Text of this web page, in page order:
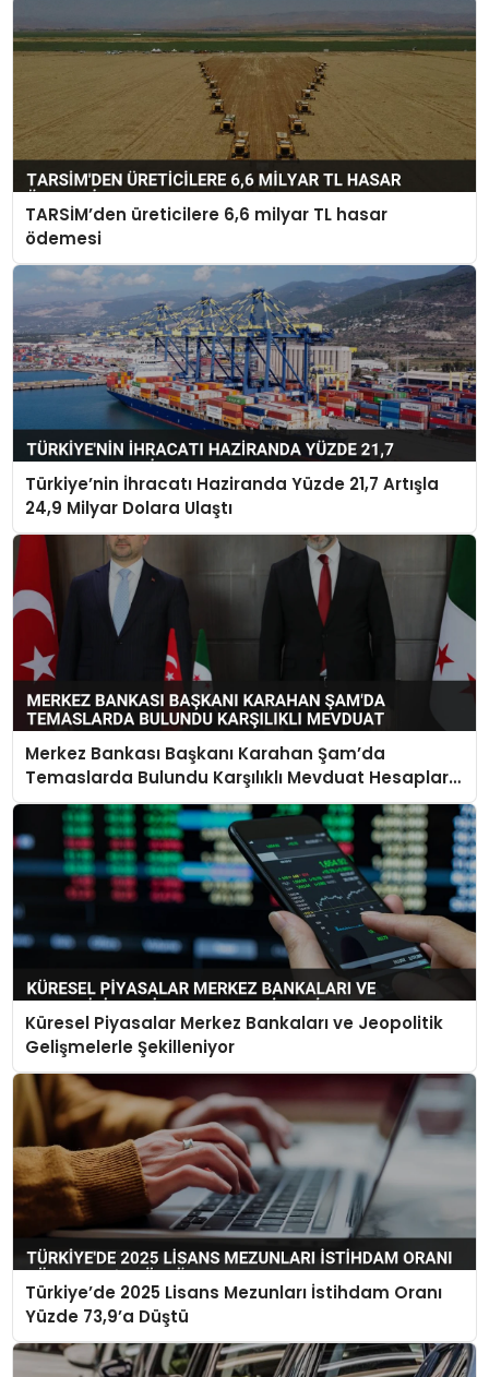
TARSİM’den üreticilere 6,6 milyar TL hasar
ödemesi
Türkiye’nin İhracatı Haziranda Yüzde 21,7 Artışla
24,9 Milyar Dolara Ulaştı
Merkez Bankası Başkanı Karahan Şam’da
Temaslarda Bulundu Karşılıklı Mevduat Hesapları
Açılacak
Küresel Piyasalar Merkez Bankaları ve Jeopolitik
Gelişmelerle Şekilleniyor
Türkiye’de 2025 Lisans Mezunları İstihdam Oranı
Yüzde 73,9’a Düştü